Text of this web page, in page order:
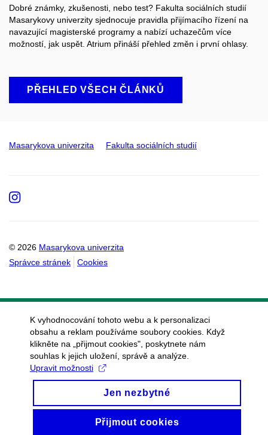
Dobré známky, zkušenosti, nebo test? Fakulta sociálních studií
Masarykovy univerzity sjednocuje pravidla přijímacího řízení na
navazující magisterské programy a nabízí uchazečům více
možností, jak uspět. Atrium přináší přehled změn i první ohlasy.
PŘEHLED VŠECH ČLÁNKŮ
Masarykova univerzita Fakulta sociálních studií
© 2026 Masarykova univerzita
Správce stránek
Cookies
Instagram
K vyhodnocování tohoto webu a k personalizaci
obsahu a reklam používáme soubory cookies. Když
klikněte na „přijmout cookies", poskytnete nám
souhlas k jejich uložení, správě a analýze.
Upravit možnosti
Jen nezbytné
Přijmout cookies